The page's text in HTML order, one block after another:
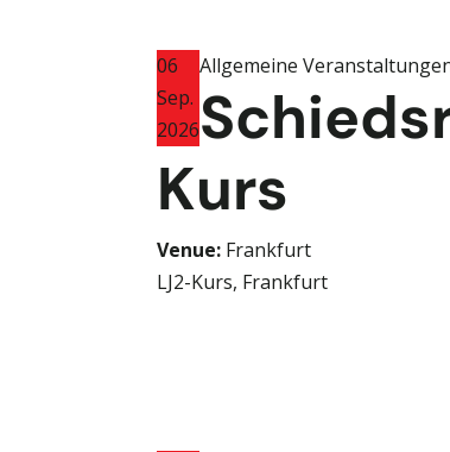
06
Sep.
2026
Allgemeine
Kurs
Venue: Frankfurt
LJ2-Kurs, Frankfurt